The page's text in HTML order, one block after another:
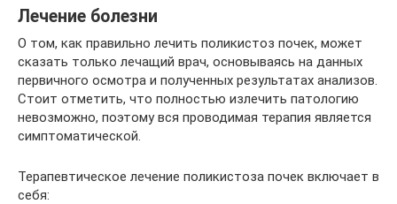
Лечение болезни
О том, как правильно лечить поликистоз почек, может
сказать только лечащий врач, основываясь на данных
первичного осмотра и полученных результатах анализов.
Стоит отметить, что полностью излечить патологию
невозможно, поэтому вся проводимая терапия является
симптоматической.
Терапевтическое лечение поликистоза почек включает в
себя: